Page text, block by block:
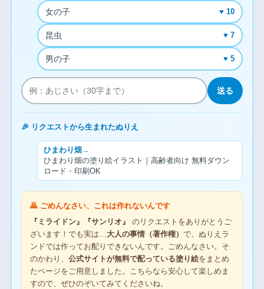
女の子 ♥ 10
昆虫 ♥ 7
男の子 ♥ 5
送る
🎉 リクエストから生まれたぬりえ
ひまわり畑 →
ひまわり畑の塗り絵イラスト｜高齢者向け 無料ダウン
ロード・印刷OK
🙇 ごめんなさい、これは作れないんです
『ミライドン』『サンリオ』
のリクエストをありがとうご
ざいます！でも実は…大人の事情（著作権） で、ぬりえラ
ンドでは作ってお配りできないんです。ごめんなさい。そ
のかわり、 公式サイトが無料で配っている塗り絵をまとめ
たページをご用意しました。こちらなら安心して楽しめま
すので、ぜひのぞいてみてくださいね。